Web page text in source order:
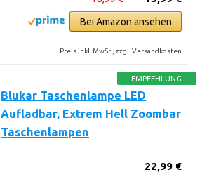
Bei Amazon ansehen
Preis inkl. MwSt., zzgl. Versandkosten
EMPFEHLUNG
Blukar Taschenlampe LED
Aufladbar, Extrem Hell Zoombar
Taschenlampen
22,99 €